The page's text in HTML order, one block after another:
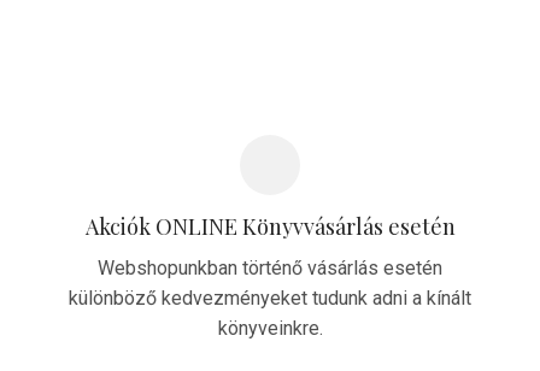
Akciók ONLINE Könyvvásárlás esetén
Webshopunkban történő vásárlás esetén
különböző kedvezményeket tudunk adni a kínált
könyveinkre.